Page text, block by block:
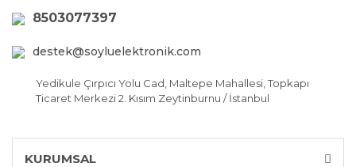
8503077397
destek@soyluelektronik.com
Yedikule Çırpıcı Yolu Cad, Maltepe Mahallesi, Topkapı
Ticaret Merkezi 2. Kısım Zeytinburnu / İstanbul
KURUMSAL